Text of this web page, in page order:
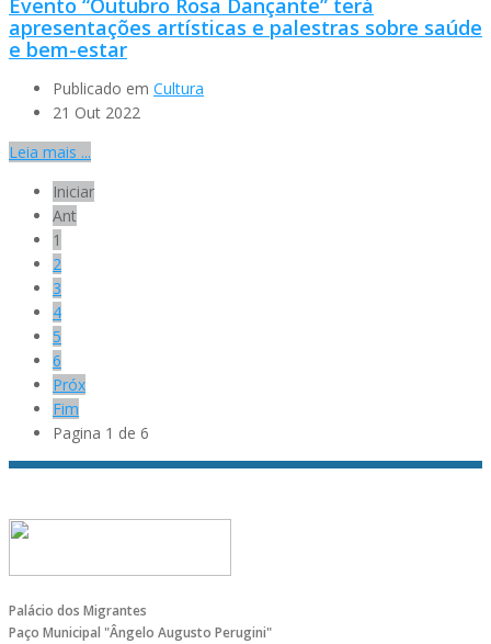
Evento “Outubro Rosa Dançante” terá
apresentações artísticas e palestras sobre saúde
e bem-estar
Publicado em Cultura
21 Out 2022
Leia mais ...
Iniciar
Ant
1
2
3
4
5
6
Próx
Fim
Pagina 1 de 6
Palácio dos Migrantes
Paço Municipal "Ângelo Augusto Perugini"